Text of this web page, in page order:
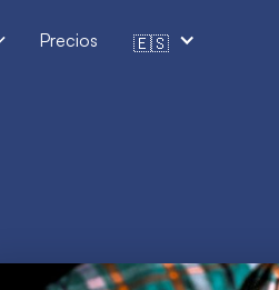
Precios 🇪🇸